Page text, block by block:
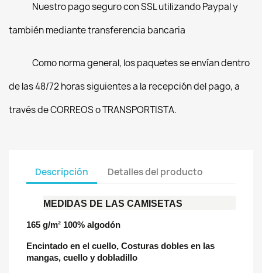
Nuestro pago seguro con SSL utilizando Paypal y
también mediante transferencia bancaria
Como norma general, los paquetes se envían dentro
de las 48/72 horas siguientes a la recepción del pago, a
través de CORREOS o TRANSPORTISTA.
Descripción Detalles del producto
MEDIDAS DE LAS CAMISETAS
165 g/m² 100% algodón
Encintado en el cuello, Costuras dobles en las
mangas, cuello y dobladillo